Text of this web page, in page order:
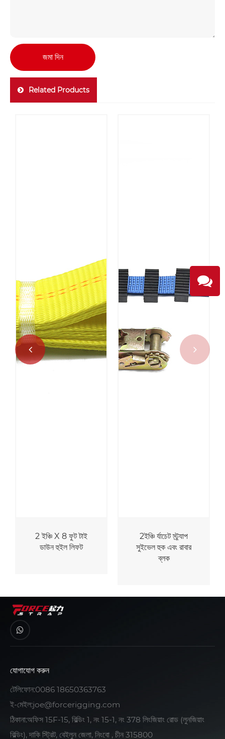
জমা দিন
Related Products
ফ্ল্যাট হুক সহ টো ডলি
বাস্কেট স্ট্র্যাপ
ডি-রিং সহ 36ইঞ্চি x
2ইঞ্চি গাড়ির অ্যাক্সেল
স্ট্র্যাপ
যোগাযোগ করুন
টেলিফোন:0086 18650363763
ই-মেইল:joe@forcerigging.com
ঠিকানা:অফিস 15F-15, বিল্ডিং 1, নং 15-1, নং 378 লিংজিয়াং রোড (লুনজিয়াং
বিল্ডিং), দাকি স্ট্রিট, বেইলুন জেলা, নিংবো , চীন 315800